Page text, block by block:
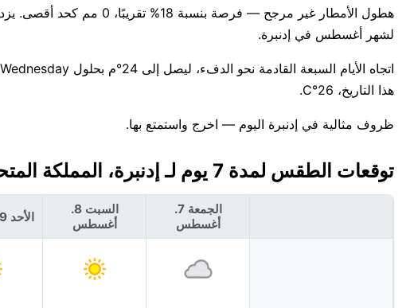
لشهر أغسطس في إدنبرة.
هذا التاريخ، 26°C.
ظروف مثالية في إدنبرة اليوم — اخرج واستمتع بها.
توقعات الطقس لمدة 7 يوم لـ إدنبرة، المملكة المتحدة 🇬🇧
الجمعة 7.
أغسطس
السبت 8.
أغسطس
الأحد 9. أغسطس